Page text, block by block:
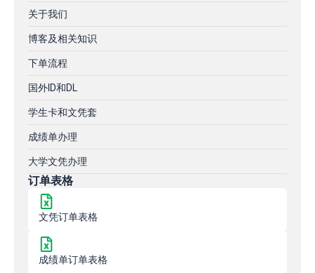
关于我们
博客及相关知识
下单流程
国外ID和DL
学生卡和文凭套
成绩单办理
大学文凭办理
订单表格
文凭订单表格
成绩单订单表格